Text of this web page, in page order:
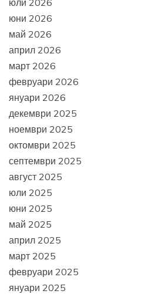
юли 2026
юни 2026
май 2026
април 2026
март 2026
февруари 2026
януари 2026
декември 2025
ноември 2025
октомври 2025
септември 2025
август 2025
юли 2025
юни 2025
май 2025
април 2025
март 2025
февруари 2025
януари 2025